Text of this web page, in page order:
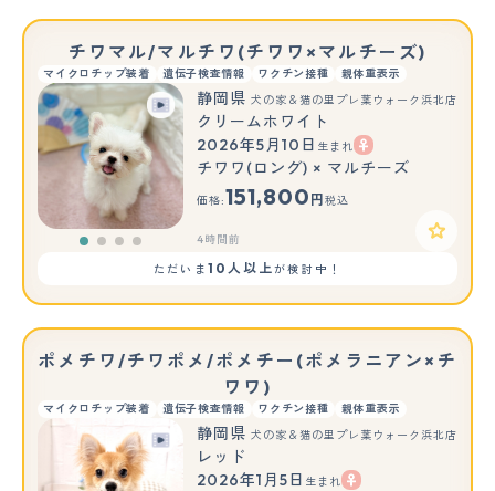
チワマル/マルチワ(チワワ×マルチーズ)
マイクロチップ装着 遺伝子検査情報 ワクチン接種 親体重表示
静岡県 犬の家＆猫の里プレ葉ウォーク浜北店
クリームホワイト
2026年5月10日 生まれ
チワワ(ロング) × マルチーズ
価格:151,800 円 税込
4時間前
ただいま 10人以上が検討中！
ポメチワ/チワポメ/ポメチー(ポメラニアン×チ
ワワ)
マイクロチップ装着 遺伝子検査情報 ワクチン接種 親体重表示
静岡県 犬の家＆猫の里プレ葉ウォーク浜北店
レッド
2026年1月5日 生まれ